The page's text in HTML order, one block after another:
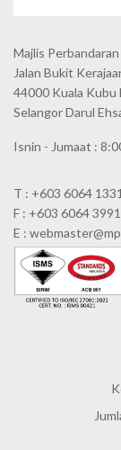
Majlis
Jalan Bukit
44000 Kuala Kubu
Selangor Darul
Isnin - Jumaat :
T : +603 6064 1331
F : +603 6064 3991
E :